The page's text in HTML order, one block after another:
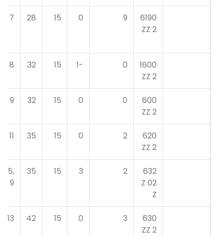
6190
2 ZZ
9
0
15
28
7
1600
2 ZZ
0
-1
15
32
8
600
2 ZZ
0
0
15
32
9
620
2 ZZ
2
0
15
35
11
632
02 Z
Z
2
3
15
35
15,
9
630
2 ZZ
3
0
15
42
13